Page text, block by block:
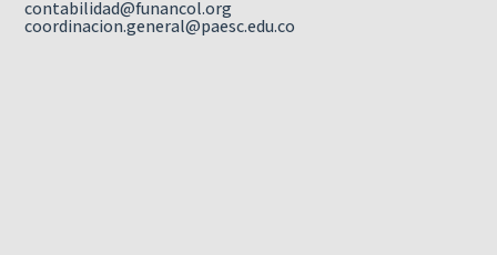
contabilidad@funancol.org
coordinacion.general@paesc.edu.co